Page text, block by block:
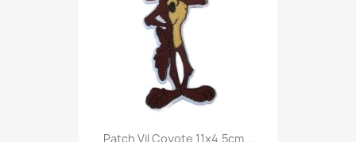
Patch Vil Coyote 11x4.5cm...